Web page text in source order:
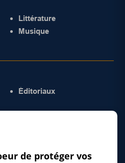
Littérature
Musique
Éditoriaux
de protéger vos